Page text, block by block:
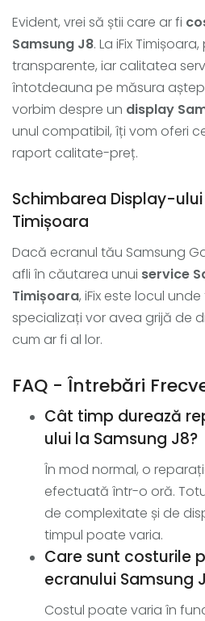
Evident, vrei să știi care ar fi
Samsung J8. La iFix
transparente, iar calitatea
întotdeauna pe măsura
vorbim despre un display
unul compatibil, îți vom oferi
raport calitate-preț.
Schimbarea Display-
Timișoara
Dacă ecranul tău Samsung
afli în căutarea unui service
Timișoara, iFix este locul
specializați vor avea grijă de
cum ar fi al lor.
FAQ - Întrebări
Cât timp durează
ului la Samsung J8?
În mod normal, o
efectuată într-o oră.
de complexitate și de
timpul poate varia.
Care sunt costurile
ecranului Samsung
Costul poate varia în